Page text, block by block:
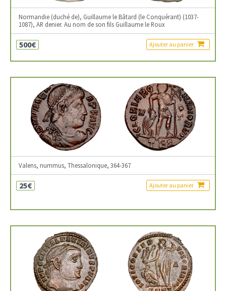
Normandie (duché de), Guillaume le Bâtard (le Conquérant) (1037-
1087), AR denier. Au nom de son fils Guillaume le Roux
500€ Ajouter au panier
Valens, nummus, Thessalonique, 364-367
25€ Ajouter au panier